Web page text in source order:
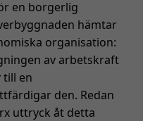
en borgerlig
hämtar
organisation:
av arbetskraft
till en
den. Redan
uttryck åt detta